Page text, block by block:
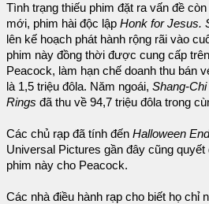
Tình trạng thiếu phim đặt ra vấn đề
mới, phim hài độc lập Honk for Jesus.
lên kế hoạch phát hành rộng rãi vào
phim này đồng thời được cung cấp
Peacock, làm hạn chế doanh thu bán
là 1,5 triệu đôla. Năm ngoái, Shang-Chi
Rings đã thu về 94,7 triệu đôla trong
Các chủ rạp đã tính đến Halloween
Universal Pictures gần đây cũng
phim này cho Peacock.
Các nhà điều hành rạp cho biết họ chỉ